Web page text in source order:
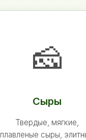
🧀
Сыры
Твердые, мягкие,
плавленые сыры,